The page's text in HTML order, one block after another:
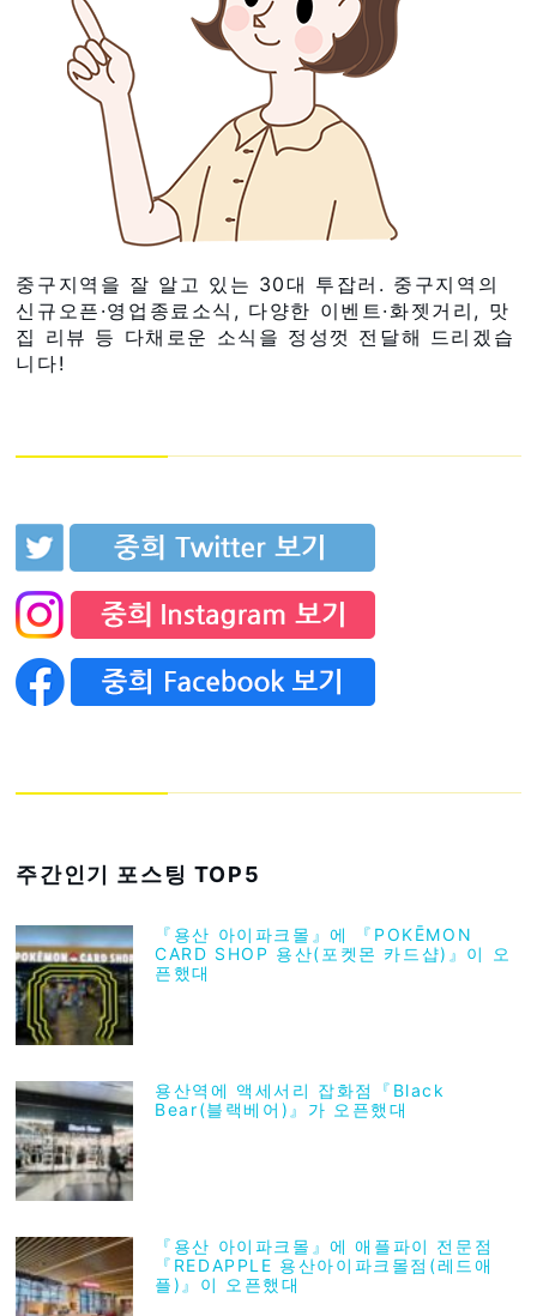
중구지역을 잘 알고 있는 30대 투잡러. 중구지역의
신규오픈·영업종료소식, 다양한 이벤트·화젯거리, 맛
집 리뷰 등 다채로운 소식을 정성껏 전달해 드리겠습
니다!
주간인기 포스팅 TOP5
『용산 아이파크몰』에 『POKĒMON
CARD SHOP 용산(포켓몬 카드샵)』이 오
픈했대
용산역에 액세서리 잡화점『Black
Bear(블랙베어)』가 오픈했대
『용산 아이파크몰』에 애플파이 전문점
『REDAPPLE 용산아이파크몰점(레드애
플)』이 오픈했대